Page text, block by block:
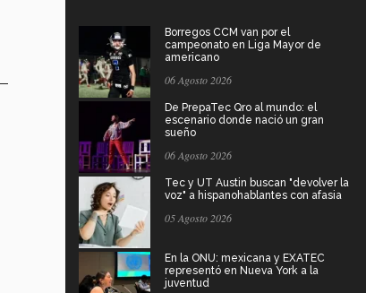
Borregos CCM van por el
campeonato en Liga Mayor de
americano
06 Agosto 2026
De PrepaTec Qro al mundo: el
escenario donde nació un gran
sueño
06 Agosto 2026
Tec y UT Austin buscan "devolver la
voz" a hispanohablantes con afasia
05 Agosto 2026
En la ONU: mexicana y EXATEC
representó en Nueva York a la
juventud